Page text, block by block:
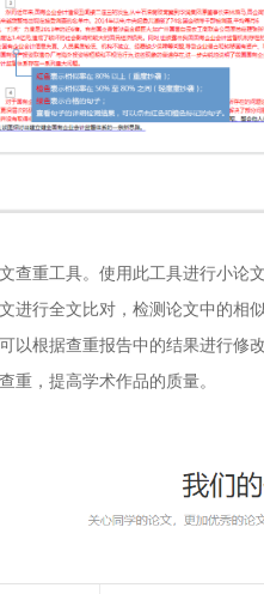
查重工具。使用此工具进行小
进行全文比对，检测论文中的
以根据查重报告中的结果进行
重，提高学术作品的质量。